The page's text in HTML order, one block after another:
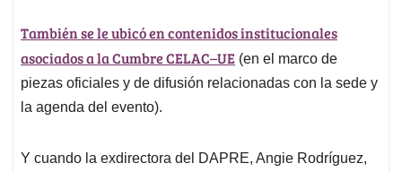
También se le ubicó en contenidos institucionales
asociados a la Cumbre CELAC–UE (en el marco de
piezas oficiales y de difusión relacionadas con la sede y
la agenda del evento).
Y cuando la exdirectora del DAPRE, Angie Rodríguez,